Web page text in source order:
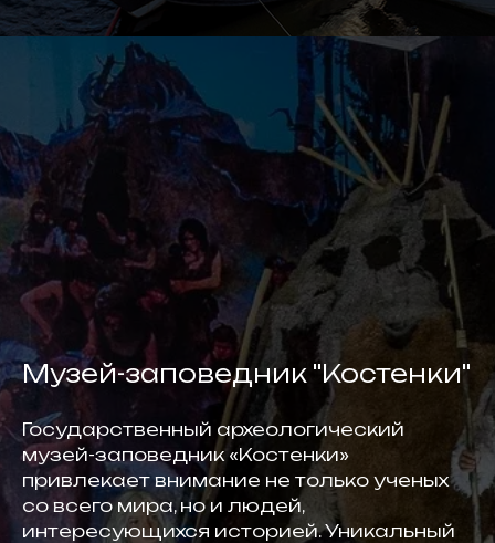
Музей-заповедник "Костенки"
Государственный археологический
музей-заповедник «Костенки»
привлекает внимание не только ученых
со всего мира, но и людей,
интересующихся историей. Уникальный